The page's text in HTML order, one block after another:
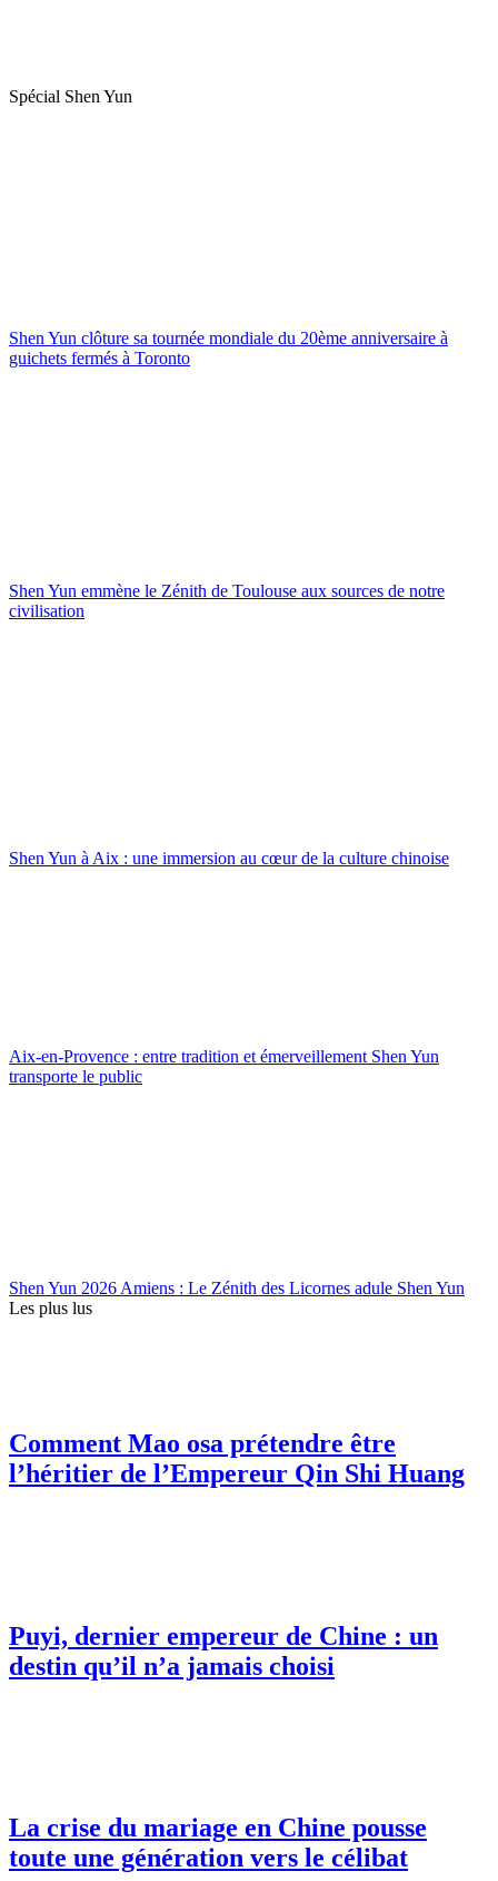
Spécial Shen Yun
Shen Yun clôture sa tournée mondiale du 20ème anniversaire à
guichets fermés à Toronto
Shen Yun emmène le Zénith de Toulouse aux sources de notre
civilisation
Shen Yun à Aix : une immersion au cœur de la culture chinoise
Aix-en-Provence : entre tradition et émerveillement Shen Yun
transporte le public
Shen Yun 2026 Amiens : Le Zénith des Licornes adule Shen Yun
Les plus lus
Comment Mao osa prétendre être
l’héritier de l’Empereur Qin Shi Huang
Puyi, dernier empereur de Chine : un
destin qu’il n’a jamais choisi
La crise du mariage en Chine pousse
toute une génération vers le célibat